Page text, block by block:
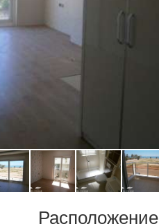
Расположение